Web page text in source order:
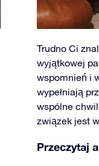
Trudno Ci
wyjątkowej
wspomnień i
wypełniają
wspólne
związek jest
Przeczytaj